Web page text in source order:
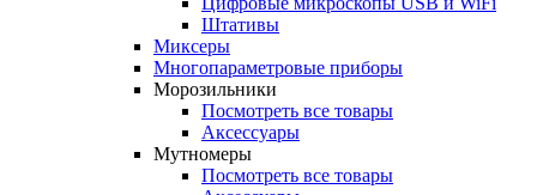
Штативы
Миксеры
Многопараметровые приборы
Морозильники
Посмотреть все товары
Аксессуары
Мутномеры
Посмотреть все товары